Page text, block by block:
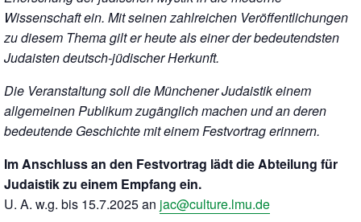
Wissenschaft ein. Mit seinen zahlreichen Veröffentlichungen
zu diesem Thema gilt er heute als einer der bedeutendsten
Judaisten deutsch-jüdischer Herkunft.
Die Veranstaltung soll die Münchener Judaistik einem
allgemeinen Publikum zugänglich machen und an deren
bedeutende Geschichte mit einem Festvortrag erinnern.
Im Anschluss an den Festvortrag lädt die Abteilung für
Judaistik zu einem Empfang ein.
U. A. w.g. bis 15.7.2025an jac@culture.lmu.de